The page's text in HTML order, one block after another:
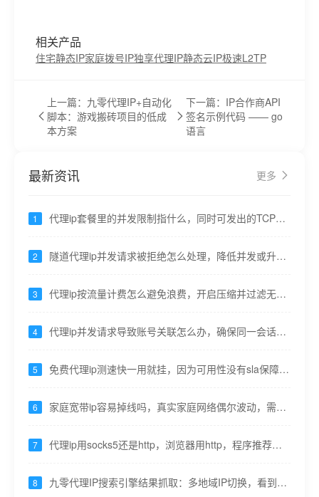
相关产品
住宅静态IP家庭拨号IP独享代理IP静态云IP极速L2TP
上一篇：九零代理IP+自动化
脚本：游戏搬砖项目的低成
本方案
下一篇：IP合作商API
签名示例代码 —— go
语言
最新资讯 更多
1
代理ip套餐里的并发限制指什么，同时可发出的TCP连
2
隧道代理ip并发请求被拒绝怎么处理，降低并发或升级
3
代理ip按流量计费怎么避免浪费，开启压缩并过滤无用
4
代理ip并发请求导致账号关联怎么办，确保同一会话出
5
免费代理ip测速快一用就挂，因为可用性没有sla保障---
6
家庭宽带ip容易掉线吗，真实家庭网络偶尔波动，需重
7
代理ip用socks5还是http，浏览器用http，程序推荐
8
九零代理IP搜索引擎结果抓取：多地域IP切换，看到真